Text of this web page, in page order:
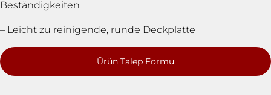
Beständigkeiten
– Leicht zu reinigende, runde Deckplatte
Ürün Talep Formu